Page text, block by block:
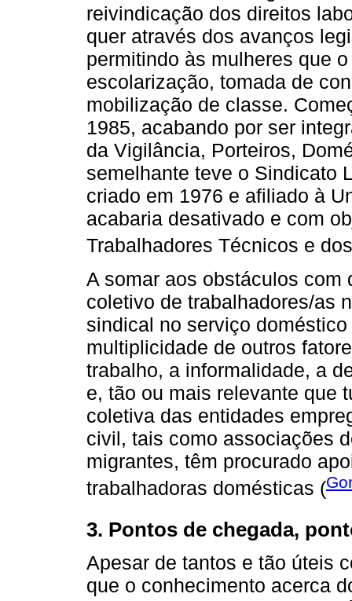
reivindicação dos direitos
quer através dos avanços
permitindo às mulheres que
escolarização, tomada de
mobilização de classe.
1985, acabando por ser
da Vigilância, Porteiros,
semelhante teve o Sindicato
criado em 1976 e afiliado à
acabaria desativado e com
Trabalhadores Técnicos e
A somar aos obstáculos com
coletivo de trabalhadores/as
sindical no serviço
multiplicidade de outros
trabalho, a informalidade, a
e, tão ou mais relevante que
coletiva das entidades
civil, tais como associações
migrantes, têm procurado
trabalhadoras domésticas (
3. Pontos de chegada,
Apesar de tantos e tão úteis
que o conhecimento acerca